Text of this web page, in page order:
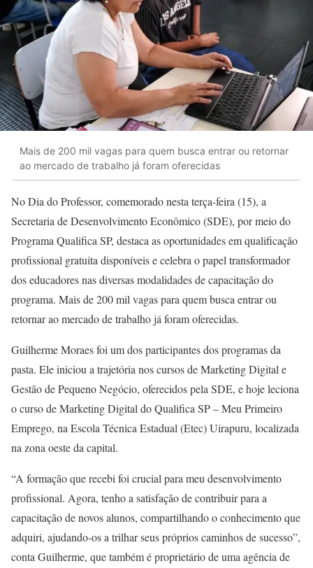
Mais de 200 mil vagas para quem busca entrar ou retornar
ao mercado de trabalho já foram oferecidas
No Dia do Professor, comemorado nesta terça-feira (15), a
Secretaria de Desenvolvimento Econômico (SDE), por meio do
Programa Qualifica SP, destaca as oportunidades em qualificação
profissional gratuita disponíveis e celebra o papel transformador
dos educadores nas diversas modalidades de capacitação do
programa. Mais de 200 mil vagas para quem busca entrar ou
retornar ao mercado de trabalho já foram oferecidas.
Guilherme Moraes foi um dos participantes dos programas da
pasta. Ele iniciou a trajetória nos cursos de Marketing Digital e
Gestão de Pequeno Negócio, oferecidos pela SDE, e hoje leciona
o curso de Marketing Digital do Qualifica SP – Meu Primeiro
Emprego, na Escola Técnica Estadual (Etec) Uirapuru, localizada
na zona oeste da capital.
“A formação que recebi foi crucial para meu desenvolvimento
profissional. Agora, tenho a satisfação de contribuir para a
capacitação de novos alunos, compartilhando o conhecimento que
adquiri, ajudando-os a trilhar seus próprios caminhos de sucesso”,
conta Guilherme, que também é proprietário de uma agência de